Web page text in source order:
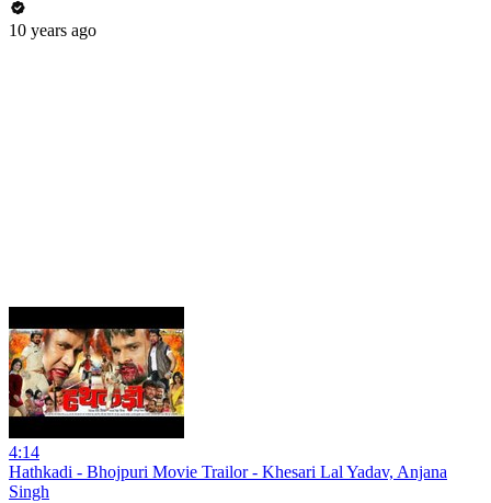
10 years ago
4:14
Hathkadi - Bhojpuri Movie Trailor - Khesari Lal Yadav, Anjana
Singh